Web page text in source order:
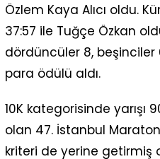
Özlem Kaya Alıcı oldu.
37:57 ile Tuğçe Özkan
dördüncüler 8, beşinciler
para ödülü aldı.
10K kategorisinde
olan 47. İstanbul
kriteri de yerine getirmiş